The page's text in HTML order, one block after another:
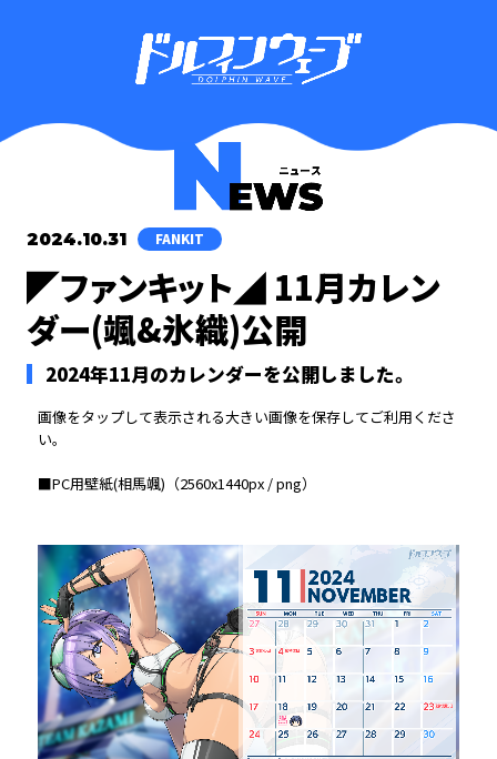
2024.10.31 FANKIT
◤ファンキット◢ 11月カレン
ダー(颯&氷織)公開
2024年11月のカレンダーを公開しました。
画像をタップして表示される大きい画像を保存してご利用くださ
い。
■PC用壁紙(相馬颯)（2560x1440px / png）